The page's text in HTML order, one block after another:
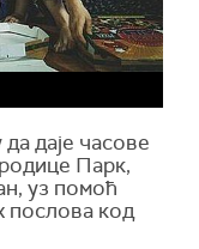
даје часове
Парк,
уз помоћ
послова код